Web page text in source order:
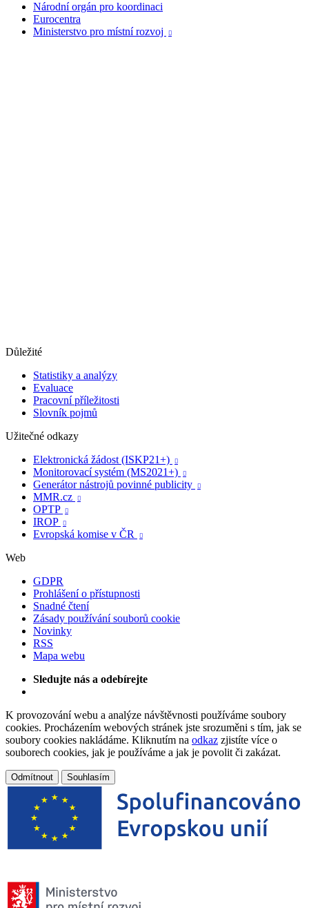
Národní orgán pro koordinaci
Eurocentra
Ministerstvo pro místní rozvoj

Důležité
Statistiky a analýzy
Evaluace
Pracovní příležitosti
Slovník pojmů
Užitečné odkazy
Elektronická žádost (ISKP21+)

Monitorovací systém (MS2021+) 
Generátor nástrojů povinné publicity 
MMR.cz 
OPTP 
IROP 
Evropská komise v ČR 
Web
GDPR
Prohlášení o přístupnosti
Snadné čtení
Zásady používání souborů cookie
Novinky
RSS
Mapa webu
Sledujte nás a odebírejte
K provozování webu a analýze návštěvnosti používáme soubory
cookies. Procházením webových stránek jste srozuměni s tím, jak se
soubory cookies nakládáme. Kliknutím na odkaz zjistíte více o
souborech cookies, jak je používáme a jak je povolit či zakázat.
Odmítnout Souhlasím